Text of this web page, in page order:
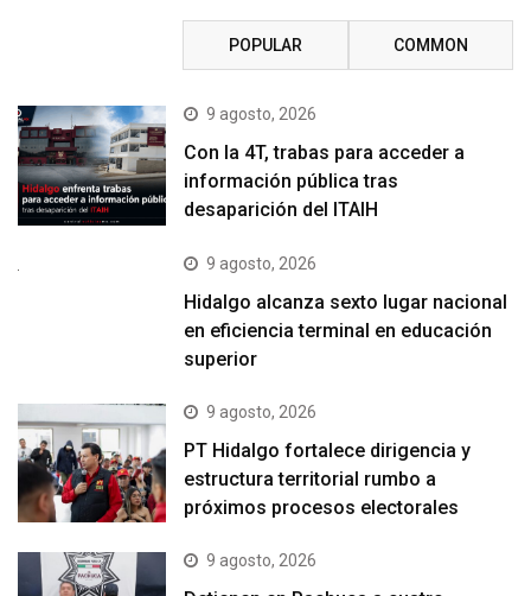
POPULAR COMMON
9 agosto, 2026
Con la 4T, trabas para acceder a
información pública tras
desaparición del ITAIH
9 agosto, 2026
Hidalgo alcanza sexto lugar nacional
en eficiencia terminal en educación
superior
9 agosto, 2026
PT Hidalgo fortalece dirigencia y
estructura territorial rumbo a
próximos procesos electorales
9 agosto, 2026